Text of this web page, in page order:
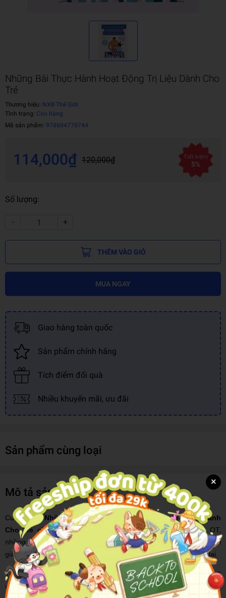
Những Bài Thực Hành Hoạt Động Trị Liệu Dành Cho
Trẻ
Thương hiệu: NXB Thế Giới
Tình trạng: Còn hàng
Mã sản phẩm: 978604779744
114,000₫ 120,000₫ Tiết kiệm
5%
Số lượng:
- +
THÊM VÀO GIỎ
MUA NGAY
Giao hàng toàn quốc
Sản phẩm chính hãng
Tích điểm đổi quà
Nhiều khuyến mãi, ưu đãi
Sản phẩm cùng loại
Mô tả sản phẩm
Cuốn sáchNhững Bài Thực Hành Hoạt Động Trị Liệu Dành
Cho Trẻ gồm 5 chương. Chương 1 bao gồm giới thiệu về OT,
những trẻ cần OT, ý tưởng về đồ chơi và vật liệu hữu ích, đồng thời
giải thích kỹ hơn về chẩn đoán và lợi ích khác biệt do OT mang lại.
Từ chương 2 tới chương 5, tác giả giới thiệu 100 bài thực hành OT
vui nhộn và hữu ích, dễ tổ chức tại nhà vào bất kỳ thời điểm nào.
×